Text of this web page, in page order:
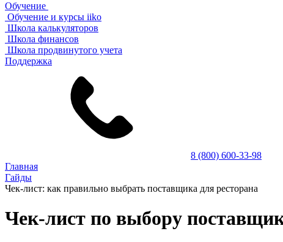
Обучение
Обучение и курсы iiko
Школа калькуляторов
Школа финансов
Школа продвинутого учета
Поддержка
8 (800) 600-33-98
Главная
Гайды
Чек-лист: как правильно выбрать поставщика для ресторана
Чек-лист по выбору